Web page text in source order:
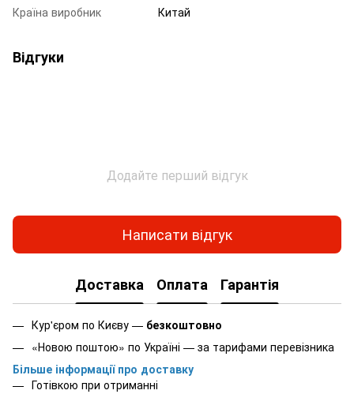
Країна виробник
Китай
Відгуки
Додайте перший відгук
Написати відгук
Доставка Оплата Гарантія
Кур'єром по Києву — безкоштовно
«Новою поштою» по Україні — за тарифами перевізника
Більше інформації про доставку
Готівкою при отриманні